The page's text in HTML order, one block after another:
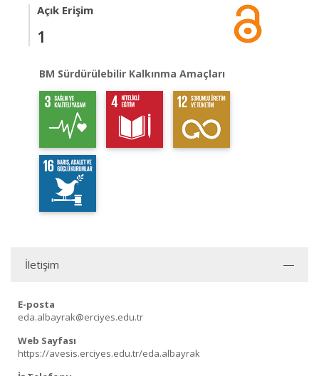
Açık Erişim
1
BM Sürdürülebilir Kalkınma Amaçları
İletişim
E-posta
eda.albayrak@erciyes.edu.tr
Web Sayfası
https://avesis.erciyes.edu.tr/eda.albayrak